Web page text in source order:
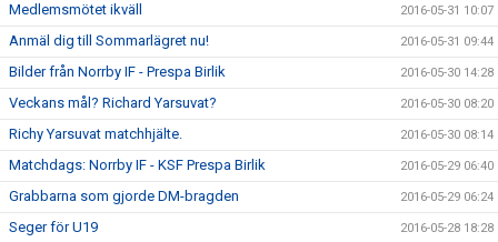
Medlemsmötet ikväll 2016-05-31 10:07
Anmäl dig till Sommarlägret nu! 2016-05-31 09:44
Bilder från Norrby IF - Prespa Birlik 2016-05-30 14:28
Veckans mål? Richard Yarsuvat? 2016-05-30 08:20
Richy Yarsuvat matchhjälte. 2016-05-30 08:14
Matchdags: Norrby IF - KSF Prespa Birlik 2016-05-29 06:40
Grabbarna som gjorde DM-bragden 2016-05-29 06:24
Seger för U19 2016-05-28 18:28